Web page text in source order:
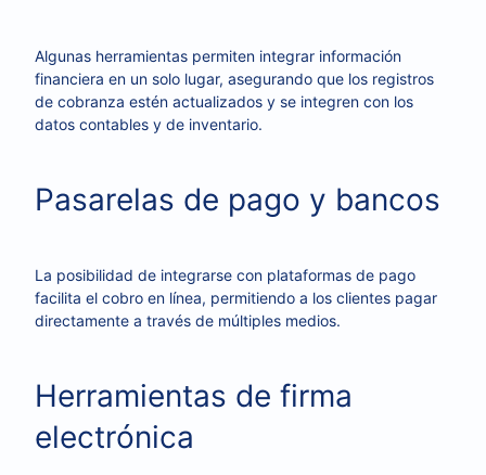
Algunas herramientas permiten integrar información
financiera en un solo lugar, asegurando que los registros
de cobranza estén actualizados y se integren con los
datos contables y de inventario.
Pasarelas de pago y bancos
La posibilidad de integrarse con plataformas de pago
facilita el cobro en línea, permitiendo a los clientes pagar
directamente a través de múltiples medios.
Herramientas de firma
electrónica